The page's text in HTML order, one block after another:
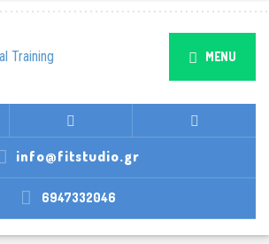
MENU
info@fitstudio.gr
6947332046